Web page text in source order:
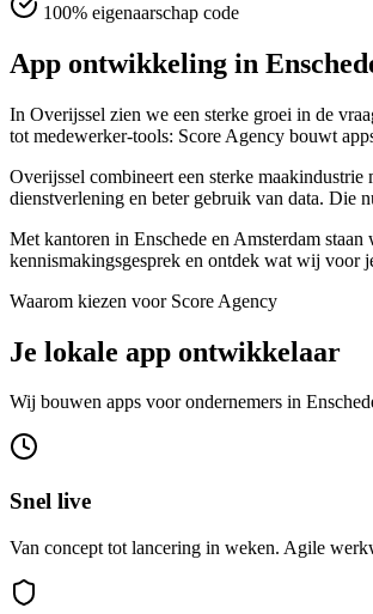
100% eigenaarschap code
App ontwikkeling in
In Overijssel zien we een sterke groei in de
tot medewerker-tools: Score Agency bouwt
Overijssel combineert een sterke
dienstverlening en beter gebruik van data. Die
Met kantoren in Enschede en Amsterdam
kennismakingsgesprek en ontdek wat wij voor
Waarom kiezen voor Score Agency
Je lokale app ontwikkelaar
Wij bouwen apps voor ondernemers in
Snel live
Van concept tot lancering in weken. Agile